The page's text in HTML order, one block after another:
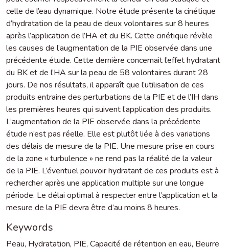
celle de l’eau dynamique. Notre étude présente la cinétique
d’hydratation de la peau de deux volontaires sur 8 heures
après l’application de l’HA et du BK. Cette cinétique révèle
les causes de l’augmentation de la PIE observée dans une
précédente étude. Cette dernière concernait l’effet hydratant
du BK et de l’HA sur la peau de 58 volontaires durant 28
jours. De nos résultats, il apparaît que l’utilisation de ces
produits entraine des perturbations de la PIE et de l’IH dans
les premières heures qui suivent l’application des produits.
L’augmentation de la PIE observée dans la précédente
étude n’est pas réelle. Elle est plutôt liée à des variations
des délais de mesure de la PIE. Une mesure prise en cours
de la zone « turbulence » ne rend pas la réalité de la valeur
de la PIE. L’éventuel pouvoir hydratant de ces produits est à
rechercher après une application multiple sur une longue
période. Le délai optimal à respecter entre l’application et la
mesure de la PIE devra être d’au moins 8 heures.
Keywords
Peau, Hydratation, PIE, Capacité de rétention en eau, Beurre